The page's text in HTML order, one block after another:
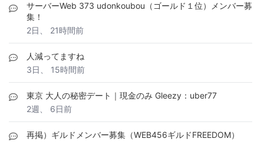
サーバーWeb 373 udonkoubou（ゴールド１位）メンバー募
集！
2日、 21時間前
人減ってますね
3日、 15時間前
東京 大人の秘密デート｜現金のみ Gleezy：uber77
2週、 6日前
再掲）ギルドメンバー募集（WEB456ギルドFREEDOM）